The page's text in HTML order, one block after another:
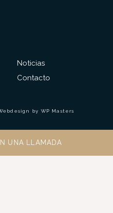
Noticias
Contacto
by WP Masters
UNA LLAMADA